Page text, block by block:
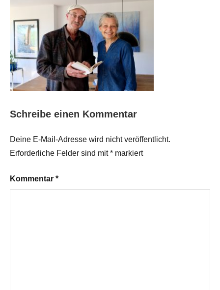
Schreibe einen Kommentar
Deine E-Mail-Adresse wird nicht veröffentlicht.
Erforderliche Felder sind mit* markiert
Kommentar *